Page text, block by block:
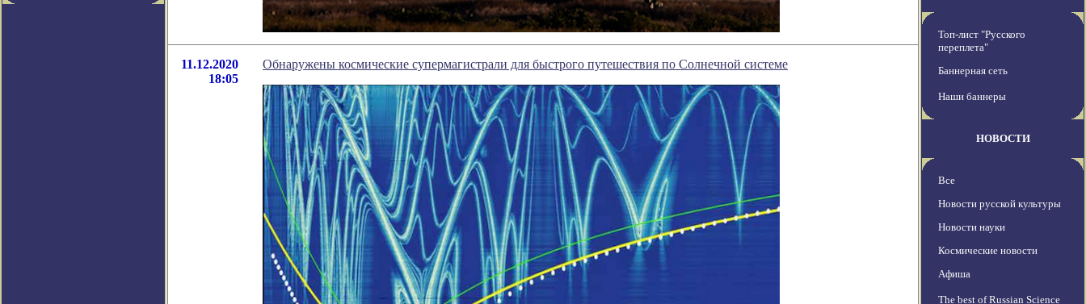
11.12.2020
18:05
Обнаружены космические супермагистрали для быстрого путешествия по Солнечной системе
Топ-лист "Русского
переплета"
Баннерная сеть
Наши баннеры
НОВОСТИ
Все
Новости русской культуры
Новости науки
Космические новости
Афиша
The best of Russian Science